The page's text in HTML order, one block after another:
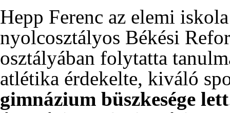
Hepp Ferenc az elemi
nyolcosztályos Békési
osztályában folytatta
atlétika érdekelte, kiváló
gimnázium büszkesége lett